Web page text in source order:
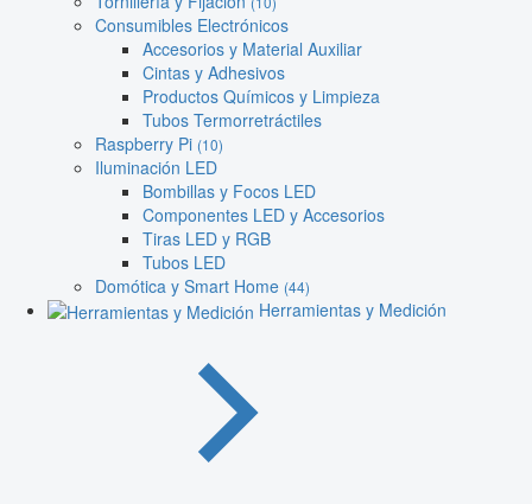
Consumibles Electrónicos
Accesorios y Material Auxiliar
Cintas y Adhesivos
Productos Químicos y Limpieza
Tubos Termorretráctiles
Raspberry Pi (10)
Iluminación LED
Bombillas y Focos LED
Componentes LED y Accesorios
Tiras LED y RGB
Tubos LED
Domótica y Smart Home (44)
Herramientas y Medición